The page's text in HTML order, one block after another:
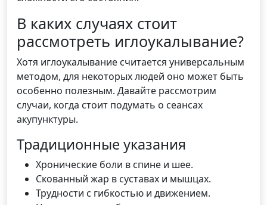
В каких случаях стоит
рассмотреть иглоукалывание?
Хотя иглоукалывание считается универсальным
методом, для некоторых людей оно может быть
особенно полезным. Давайте рассмотрим
случаи, когда стоит подумать о сеансах
акупунктуры.
Традиционные указания
Хронические боли в спине и шее.
Скованный жар в суставах и мышцах.
Трудности с гибкостью и движением.